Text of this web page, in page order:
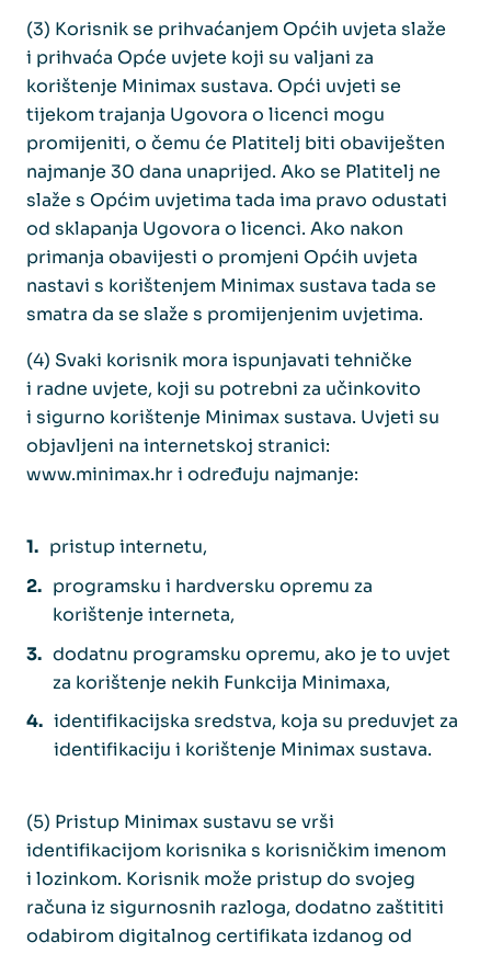
(3) Korisnik se prihvaćanjem Općih uvjeta slaže
i prihvaća Opće uvjete koji su valjani za
korištenje Minimax sustava. Opći uvjeti se
tijekom trajanja Ugovora o licenci mogu
promijeniti, o čemu će Platitelj biti obaviješten
najmanje 30 dana unaprijed. Ako se Platitelj ne
slaže s Općim uvjetima tada ima pravo odustati
od sklapanja Ugovora o licenci. Ako nakon
primanja obavijesti o promjeni Općih uvjeta
nastavi s korištenjem Minimax sustava tada se
smatra da se slaže s promijenjenim uvjetima.
(4) Svaki korisnik mora ispunjavati tehničke
i radne uvjete, koji su potrebni za učinkovito
i sigurno korištenje Minimax sustava. Uvjeti su
objavljeni na internetskoj stranici:
www.minimax.hr i određuju najmanje:
pristup internetu,
programsku i hardversku opremu za
korištenje interneta,
dodatnu programsku opremu, ako je to uvjet
za korištenje nekih Funkcija Minimaxa,
identifikacijska sredstva, koja su preduvjet za
identifikaciju i korištenje Minimax sustava.
(5) Pristup Minimax sustavu se vrši
identifikacijom korisnika s korisničkim imenom
i lozinkom. Korisnik može pristup do svojeg
računa iz sigurnosnih razloga, dodatno zaštititi
odabirom digitalnog certifikata izdanog od